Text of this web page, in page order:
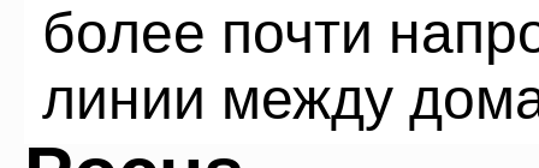
более почти
линии между